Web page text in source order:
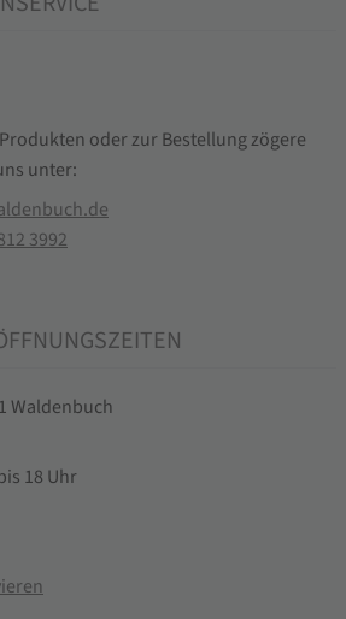
oder zur Bestellung zögere
unter:
3992
Waldenbuch
18 Uhr